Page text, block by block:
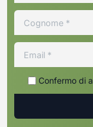
Confermo di